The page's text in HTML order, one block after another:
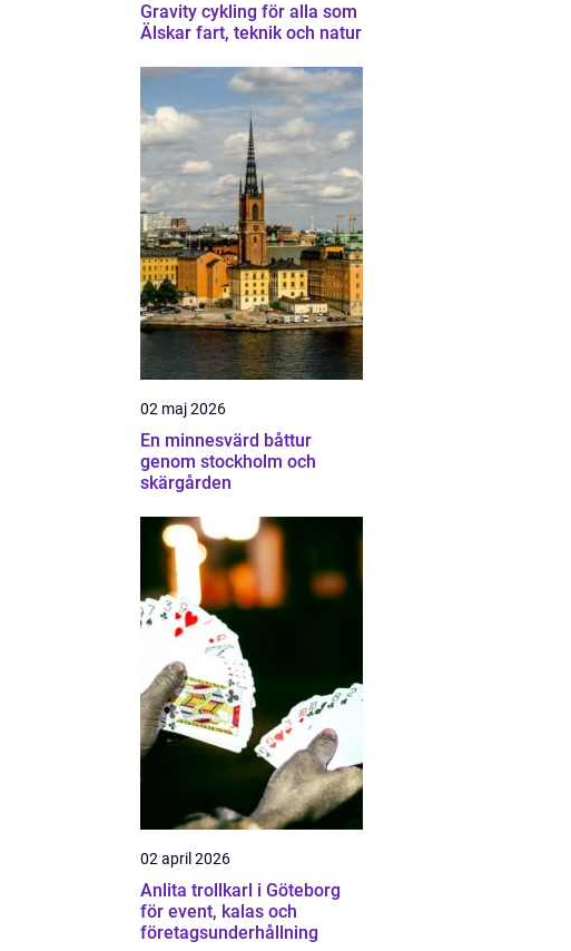
Gravity cykling för alla som
Älskar fart, teknik och natur
02 maj 2026
En minnesvärd båttur
genom stockholm och
skärgården
02 april 2026
Anlita trollkarl i Göteborg
för event, kalas och
företagsunderhållning